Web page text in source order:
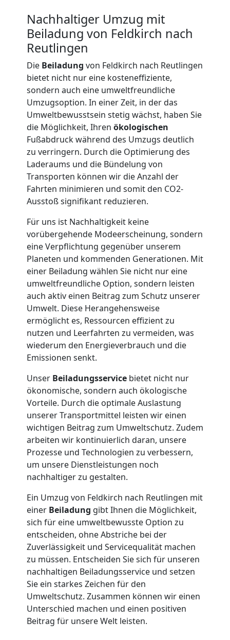
Nachhaltiger Umzug mit
Beiladung von Feldkirch nach
Reutlingen
Die Beiladung von Feldkirch nach Reutlingen
bietet nicht nur eine kosteneffiziente,
sondern auch eine umweltfreundliche
Umzugsoption. In einer Zeit, in der das
Umweltbewusstsein stetig wächst, haben Sie
die Möglichkeit, Ihren ökologischen
Fußabdruck während des Umzugs deutlich
zu verringern. Durch die Optimierung des
Laderaums und die Bündelung von
Transporten können wir die Anzahl der
Fahrten minimieren und somit den CO2-
Ausstoß signifikant reduzieren.
Für uns ist Nachhaltigkeit keine
vorübergehende Modeerscheinung, sondern
eine Verpflichtung gegenüber unserem
Planeten und kommenden Generationen. Mit
einer Beiladung wählen Sie nicht nur eine
umweltfreundliche Option, sondern leisten
auch aktiv einen Beitrag zum Schutz unserer
Umwelt. Diese Herangehensweise
ermöglicht es, Ressourcen effizient zu
nutzen und Leerfahrten zu vermeiden, was
wiederum den Energieverbrauch und die
Emissionen senkt.
Unser Beiladungsservice bietet nicht nur
ökonomische, sondern auch ökologische
Vorteile. Durch die optimale Auslastung
unserer Transportmittel leisten wir einen
wichtigen Beitrag zum Umweltschutz. Zudem
arbeiten wir kontinuierlich daran, unsere
Prozesse und Technologien zu verbessern,
um unsere Dienstleistungen noch
nachhaltiger zu gestalten.
Ein Umzug von Feldkirch nach Reutlingen mit
einer Beiladung gibt Ihnen die Möglichkeit,
sich für eine umweltbewusste Option zu
entscheiden, ohne Abstriche bei der
Zuverlässigkeit und Servicequalität machen
zu müssen. Entscheiden Sie sich für unseren
nachhaltigen Beiladungsservice und setzen
Sie ein starkes Zeichen für den
Umweltschutz. Zusammen können wir einen
Unterschied machen und einen positiven
Beitrag für unsere Welt leisten.
Mann
LKW
Möbellift
Feldkirch
Übersiedlung
Feldkirch
Klaviertransport
Feldkirch
Privatumzug
Feldkirch
Tresortransport
Feldkirch
Umzug
für
Senioren
Feldkirch
Fernumzug
Feldkirch